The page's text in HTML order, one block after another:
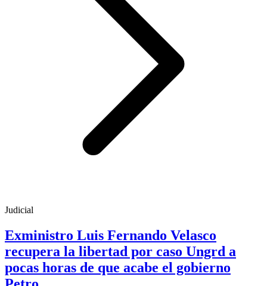
Judicial
Exministro Luis Fernando Velasco
recupera la libertad por caso Ungrd a
pocas horas de que acabe el gobierno